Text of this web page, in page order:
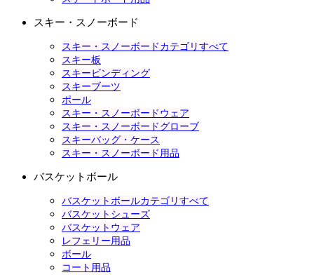
スキー・スノーボード
スキー・スノーボードカテゴリすべて
スキー板
スキービンディング
スキーブーツ
ポール
スキー・スノーボードウェア
スキー・スノーボードグローブ
スキーバッグ・ケース
スキー・スノーボード用品
バスケットボール
バスケットボールカテゴリすべて
バスケットシューズ
バスケットウェア
レフェリー用品
ボール
コート用品